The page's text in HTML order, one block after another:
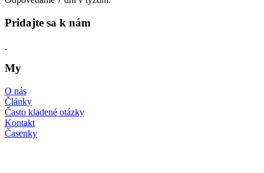
Pridajte sa k nám
My
O nás
Články
Často kladené otázky
Kontakt
Časenky